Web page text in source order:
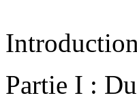
Partie I :